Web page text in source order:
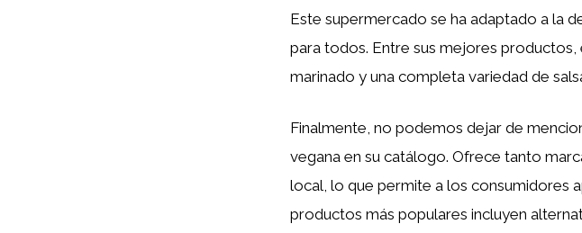
Este supermercado se ha adaptado a la
para todos. Entre sus mejores
marinado y una completa variedad de
Finalmente, no podemos dejar de
vegana en su catálogo. Ofrece tanto
local, lo que permite a los consumidores
productos más populares incluyen